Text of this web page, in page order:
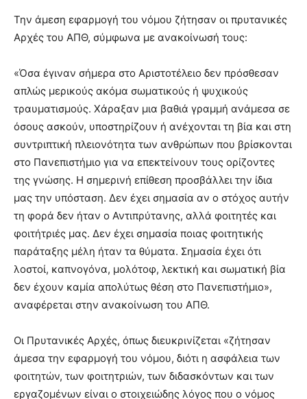
Την άμεση εφαρμογή του νόμου ζήτησαν οι πρυτανικές
Αρχές του ΑΠΘ, σύμφωνα με ανακοίνωσή τους:
«Όσα έγιναν σήμερα στο Αριστοτέλειο δεν πρόσθεσαν
απλώς μερικούς ακόμα σωματικούς ή ψυχικούς
τραυματισμούς. Χάραξαν μια βαθιά γραμμή ανάμεσα σε
όσους ασκούν, υποστηρίζουν ή ανέχονται τη βία και στη
συντριπτική πλειονότητα των ανθρώπων που βρίσκονται
στο Πανεπιστήμιο για να επεκτείνουν τους ορίζοντες
της γνώσης. Η σημερινή επίθεση προσβάλλει την ίδια
μας την υπόσταση. Δεν έχει σημασία αν ο στόχος αυτήν
τη φορά δεν ήταν ο Αντιπρύτανης, αλλά φοιτητές και
φοιτήτριές μας. Δεν έχει σημασία ποιας φοιτητικής
παράταξης μέλη ήταν τα θύματα. Σημασία έχει ότι
λοστοί, καπνογόνα, μολότοφ, λεκτική και σωματική βία
δεν έχουν καμία απολύτως θέση στο Πανεπιστήμιο»,
αναφέρεται στην ανακοίνωση του ΑΠΘ.
Οι Πρυτανικές Αρχές, όπως διευκρινίζεται «ζήτησαν
άμεσα την εφαρμογή του νόμου, διότι η ασφάλεια των
φοιτητών, των φοιτητριών, των διδασκόντων και των
εργαζομένων είναι ο στοιχειώδης λόγος που ο νόμος